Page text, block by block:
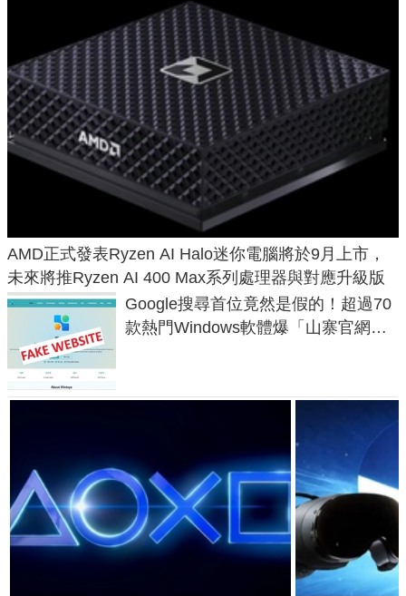
AMD正式發表Ryzen AI Halo迷你電腦將於9月上市，
未來將推Ryzen AI 400 Max系列處理器與對應升級版
Google搜尋首位竟然是假的！超過70
款熱門Windows軟體爆「山寨官網」